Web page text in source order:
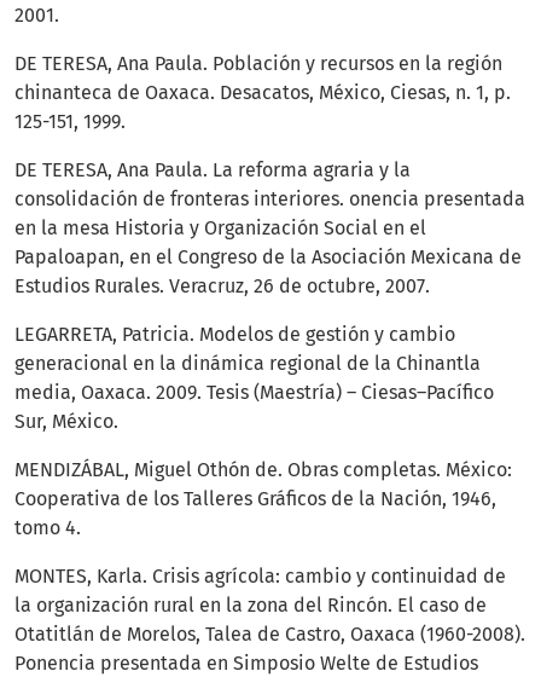
2001.
DE TERESA, Ana Paula. Población y recursos en la región
chinanteca de Oaxaca. Desacatos, México, Ciesas, n. 1, p.
125-151, 1999.
DE TERESA, Ana Paula. La reforma agraria y la
consolidación de fronteras interiores. onencia presentada
en la mesa Historia y Organización Social en el
Papaloapan, en el Congreso de la Asociación Mexicana de
Estudios Rurales. Veracruz, 26 de octubre, 2007.
LEGARRETA, Patricia. Modelos de gestión y cambio
generacional en la dinámica regional de la Chinantla
media, Oaxaca. 2009. Tesis (Maestría) – Ciesas–Pacífico
Sur, México.
MENDIZÁBAL, Miguel Othón de. Obras completas. México:
Cooperativa de los Talleres Gráficos de la Nación, 1946,
tomo 4.
MONTES, Karla. Crisis agrícola: cambio y continuidad de
la organización rural en la zona del Rincón. El caso de
Otatitlán de Morelos, Talea de Castro, Oaxaca (1960-2008).
Ponencia presentada en Simposio Welte de Estudios